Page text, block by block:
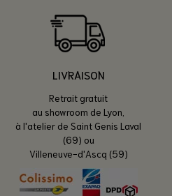
LIVRAISON
Retrait gratuit
au showroom de Lyon,
à l'atelier de Saint Genis Laval
(69) ou
Villeneuve-d'Ascq (59)